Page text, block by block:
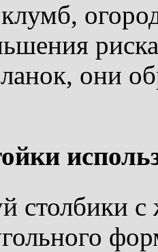
они
столбики с